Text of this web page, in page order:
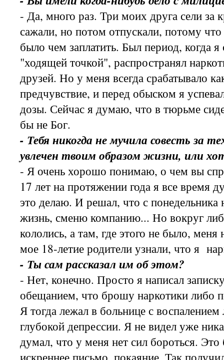
- Да, много раз. Три моих друга сели за
сажали, но потом отпускали, потому что
было чем заплатить. Был период, когда я
"ходящей точкой", распространял
друзей. Но у меня всегда срабатывало
предчувствие, и перед обыском я
дозы. Сейчас я думаю, что в тюрьме
бы не Бог.
- Тебя никогда не мучила совесть за
увлечен твоим образом жизни, или
- Я очень хорошо понимаю, о чем вы
17 лет на протяжении года я все время
это делаю. И решал, что с понедельника
жизнь, сменю компанию... Но вокруг
кололись, а там, где этого не было,
мое 18-летие родители узнали, что я
- Ты сам рассказал им об этом?
- Нет, конечно. Просто я написал
обещанием, что брошу наркотики либо
Я тогда лежал в больнице с
глубокой депрессии. Я не видел уже
думал, что у меня нет сил бороться.
искреннее письмо, покаяние. Так